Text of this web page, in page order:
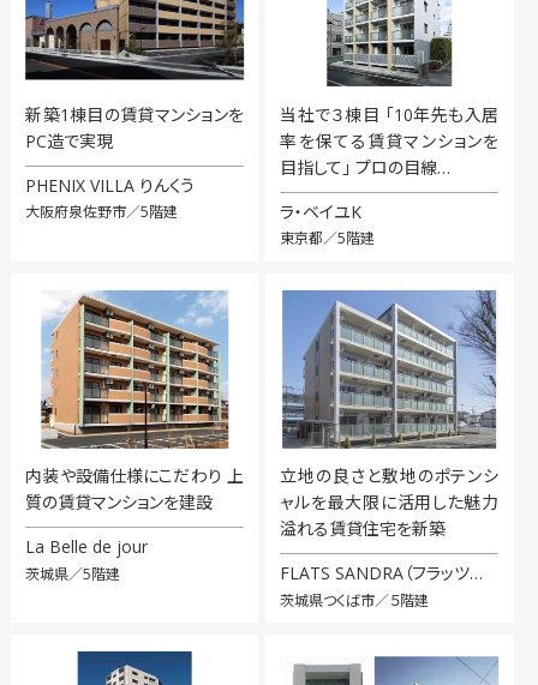
新築1棟目の賃貸マンションを
PC造で実現
PHENIX VILLA りんくう
大阪府泉佐野市／5階建
当社で３棟目 「10年先も入居
率を保てる賃貸マンションを
目指して」 プロの目線…
ラ・ベイユK
東京都／5階建
内装や設備仕様にこだわり 上
質の賃貸マンションを建設
La Belle de jour
茨城県／5階建
立地の良さと敷地のポテンシ
ャルを最大限に活用した魅力
溢れる賃貸住宅を新築
FLATS SANDRA（フラッツ…
茨城県つくば市／５階建